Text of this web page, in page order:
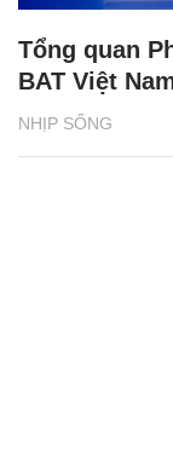
NHỊP SỐNG
Tổng quan
BAT Việt